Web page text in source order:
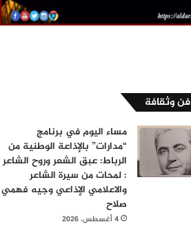
فن وثقافة
مساء اليوم في برنامج
“مدارات” بالإذاعة الوطنية من
الرباط: عبق الشعر وروح الشاعر
: لمحات من سيرة الشاعر
والاعلامي الإذاعي وجيه فهمي
صلاح
4 أغسطس، 2026